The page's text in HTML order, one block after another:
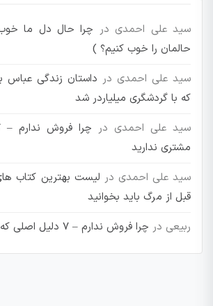
سید علی احمدی در چرا حال دل ما
حالمان را خوب کنیم؟ )
سید علی احمدی در داستان زندگی عباس
که با گردشگری میلیاردر شد
سید علی احمدی در
مشتری ندارید
سید علی احمدی در لیست بهترین کتاب
قبل از مرگ باید بخوانید
ربیعی در چرا فروش ندارم – 7 دلیل اصلی که مشتری ندارید